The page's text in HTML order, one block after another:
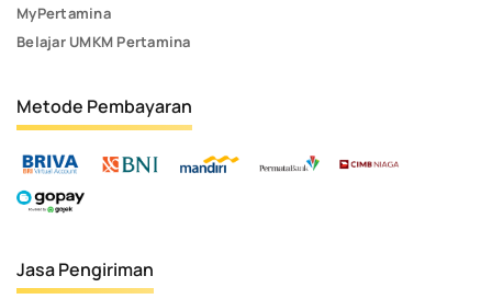
MyPertamina
Belajar UMKM Pertamina
Metode Pembayaran
Jasa Pengiriman